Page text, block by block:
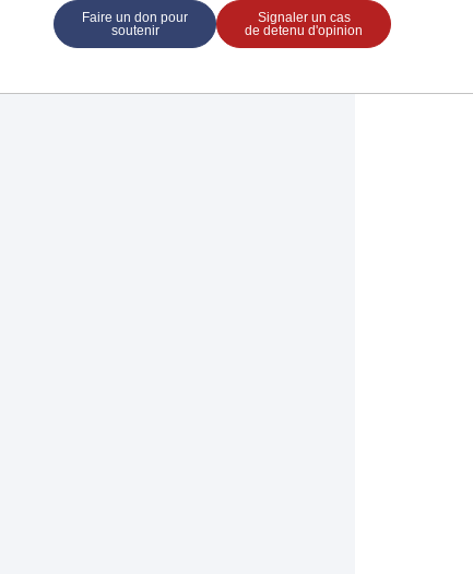
Faire un don pour
soutenir
Signaler un cas
de detenu d'opinion